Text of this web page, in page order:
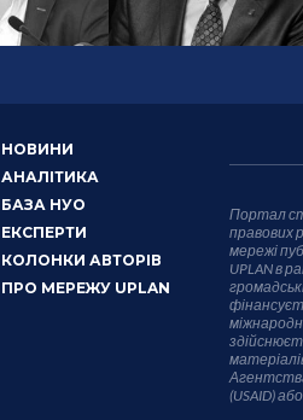
НОВИНИ
АНАЛІТИКА
БАЗА НУО
ЕКСПЕРТИ
КОЛОНКИ АВТОРІВ
ПРО МЕРЕЖУ UPLAN
Портал
правових
мережі
UPLAN в
(USAID)